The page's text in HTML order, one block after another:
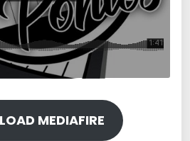
MEDIAFIRE